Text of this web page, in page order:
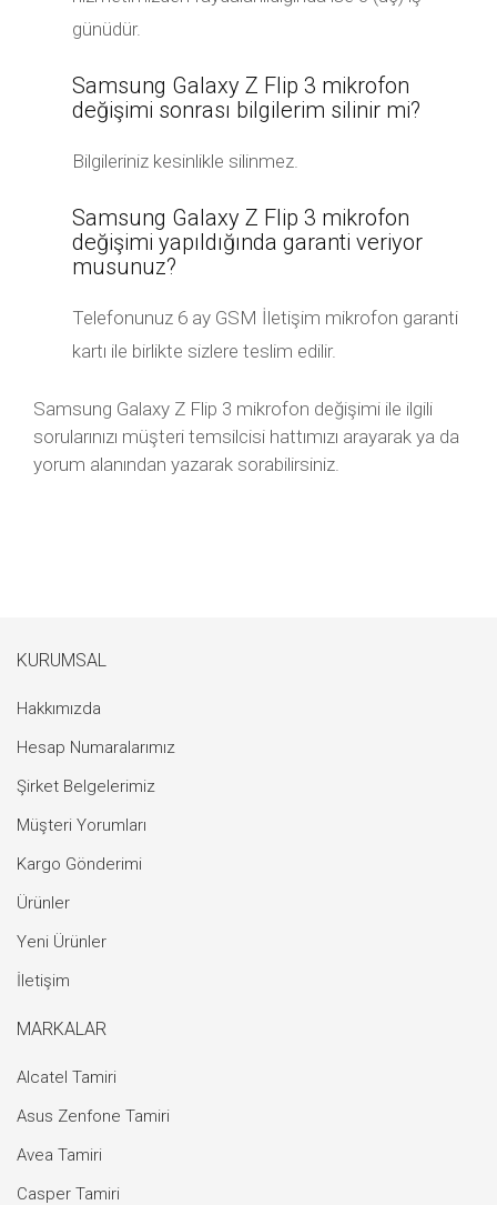
günüdür.
Samsung Galaxy Z Flip 3 mikrofon
değişimi sonrası bilgilerim silinir mi?
Bilgileriniz kesinlikle silinmez.
Samsung Galaxy Z Flip 3 mikrofon
değişimi yapıldığında garanti veriyor
musunuz?
Telefonunuz 6 ay GSM İletişim mikrofon garanti
kartı ile birlikte sizlere teslim edilir.
Samsung Galaxy Z Flip 3 mikrofon değişimi ile ilgili
sorularınızı müşteri temsilcisi hattımızı arayarak ya da
yorum alanından yazarak sorabilirsiniz.
KURUMSAL
Hakkımızda
Hesap Numaralarımız
Şirket Belgelerimiz
Müşteri Yorumları
Kargo Gönderimi
Ürünler
Yeni Ürünler
İletişim
MARKALAR
Alcatel Tamiri
Asus Zenfone Tamiri
Avea Tamiri
Casper Tamiri